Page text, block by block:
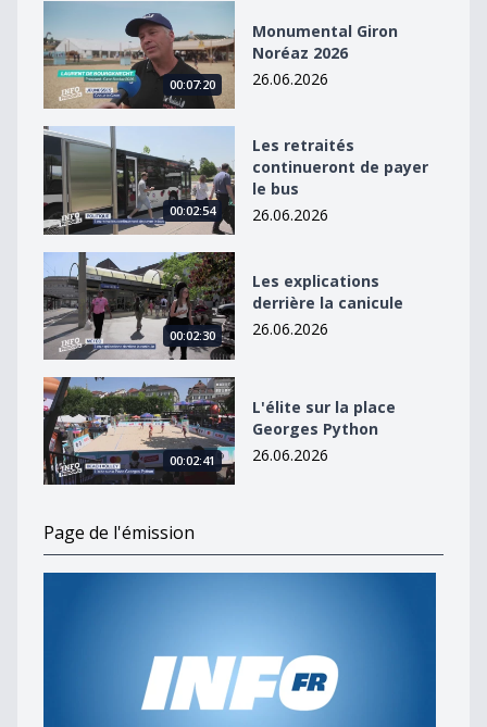
Monumental Giron Noréaz 2026
00:07:20
Monumental Giron
Noréaz 2026
26.06.2026
Les retraités continueront de payer le bus
00:02:54
Les retraités
continueront de payer
le bus
26.06.2026
Les explications derrière la canicule
00:02:30
Les explications
derrière la canicule
26.06.2026
L&#039;élite sur la place Georges Python
00:02:41
L'élite sur la place
Georges Python
26.06.2026
Page de l'émission